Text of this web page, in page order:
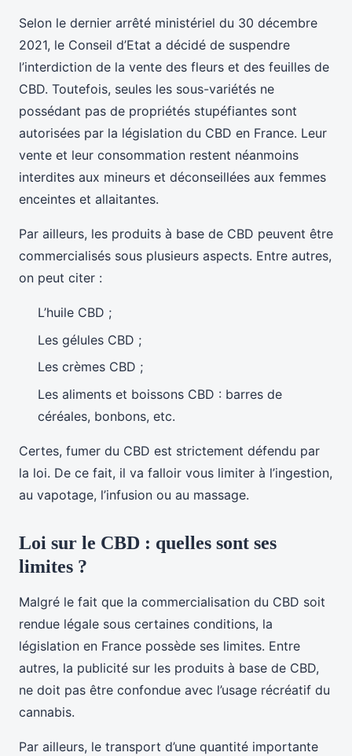
Selon le dernier arrêté ministériel du 30 décembre
2021, le Conseil d’Etat a décidé de suspendre
l’interdiction de la vente des fleurs et des feuilles de
CBD. Toutefois, seules les sous-variétés ne
possédant pas de propriétés stupéfiantes sont
autorisées par la législation du CBD en France. Leur
vente et leur consommation restent néanmoins
interdites aux mineurs et déconseillées aux femmes
enceintes et allaitantes.
Par ailleurs, les produits à base de CBD peuvent être
commercialisés sous plusieurs aspects. Entre autres,
on peut citer :
L’huile CBD ;
Les gélules CBD ;
Les crèmes CBD ;
Les aliments et boissons CBD : barres de
céréales, bonbons, etc.
Certes, fumer du CBD est strictement défendu par
la loi. De ce fait, il va falloir vous limiter à l’ingestion,
au vapotage, l’infusion ou au massage.
Loi sur le CBD : quelles sont ses
limites ?
Malgré le fait que la commercialisation du CBD soit
rendue légale sous certaines conditions, la
législation en France possède ses limites. Entre
autres, la publicité sur les produits à base de CBD,
ne doit pas être confondue avec l’usage récréatif du
cannabis.
Par ailleurs, le transport d’une quantité importante